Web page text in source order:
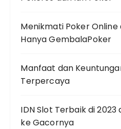
Menikmati Poker
Hanya GembalaPoker
Manfaat dan
Terpercaya
IDN Slot Terbaik di
ke Gacornya